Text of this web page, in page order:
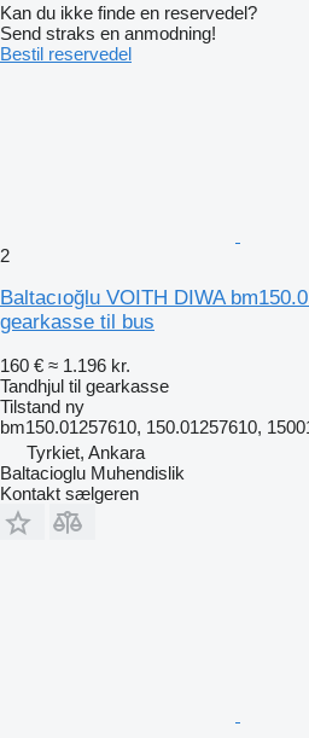
Kan du ikke finde en reservedel?
Send straks en anmodning!
Bestil reservedel
2
Baltacıoğlu VOITH DIWA
gearkasse til bus
160 € ≈ 1.196 kr.
Tandhjul til gearkasse
Tilstand ny
bm150.01257610, 150.01257610,
Tyrkiet, Ankara
Baltacioglu Muhendislik
Kontakt sælgeren